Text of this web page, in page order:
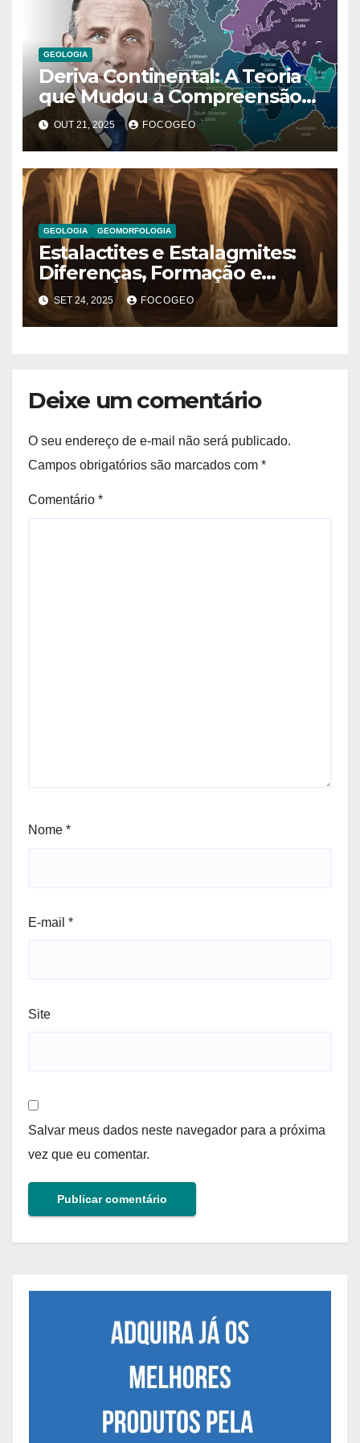
GEOLOGIA
Deriva Continental: A Teoria
que Mudou a Compreensão
da Terra
OUT 21, 2025 FOCOGEO
GEOLOGIA GEOMORFOLOGIA
Estalactites e Estalagmites:
Diferenças, Formação e
Importância Geológica
SET 24, 2025 FOCOGEO
Deixe um comentário
O seu endereço de e-mail não será publicado.
Campos obrigatórios são marcados com *
Comentário *
Nome *
E-mail *
Site
Salvar meus dados neste navegador para a próxima
vez que eu comentar.